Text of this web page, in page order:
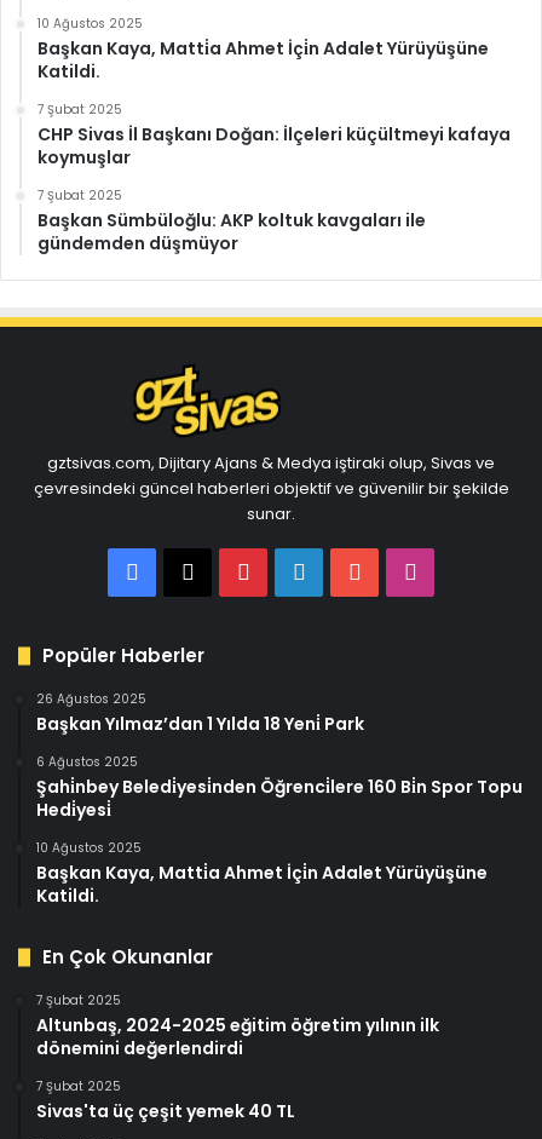
10 Ağustos 2025
Başkan Kaya, Matti̇a Ahmet İçi̇n Adalet Yürüyüşüne
Katildi.
7 Şubat 2025
CHP Sivas İl Başkanı Doğan: İlçeleri küçültmeyi kafaya
koymuşlar
7 Şubat 2025
Başkan Sümbüloğlu: AKP koltuk kavgaları ile
gündemden düşmüyor
gztsivas.com, Dijitary Ajans & Medya iştiraki olup, Sivas ve
çevresindeki güncel haberleri objektif ve güvenilir bir şekilde
sunar.
Facebook
X PinterestLinkedInYouTube
Popüler Haberler
26 Ağustos 2025
Başkan Yılmaz’dan 1 Yılda 18 Yeni̇ Park
6 Ağustos 2025
Şahi̇nbey Beledi̇yesi̇nden Öğrenci̇lere 160 Bi̇n Spor Topu
Hedi̇yesi̇
10 Ağustos 2025
Başkan Kaya, Matti̇a Ahmet İçi̇n Adalet Yürüyüşüne
Katildi.
En Çok Okunanlar
7 Şubat 2025
Altunbaş, 2024-2025 eğitim öğretim yılının ilk
dönemini değerlendirdi
7 Şubat 2025
Sivas'ta üç çeşit yemek 40 TL